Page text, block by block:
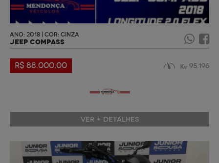
ANO: 2018 | COR: CINZA
JEEP COMPASS
R$ 88.000,00 95.196
VER + DETALHES